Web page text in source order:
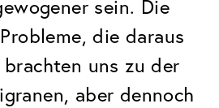
sein. Die
die daraus
uns zu der
aber dennoch